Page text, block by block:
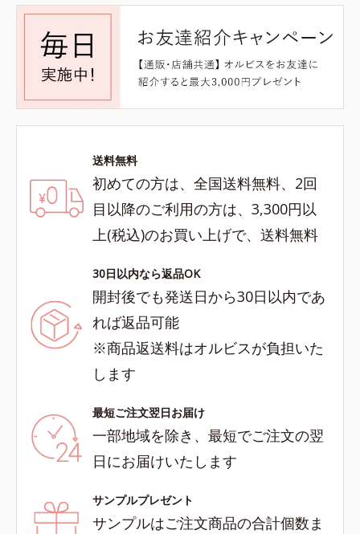
送料無料
初めての方は、全国送料無料、2回
目以降のご利用の方は、3,300円以
上(税込)のお買い上げで、送料無料
30日以内なら返品OK
開封後でも発送日から30日以内であ
れば返品可能
※商品返送料はオルビスが負担いた
します
最短ご注文翌日お届け
一部地域を除き、最短でご注文の翌
日にお届けいたします
サンプルプレゼント
サンプルはご注文商品の合計個数ま